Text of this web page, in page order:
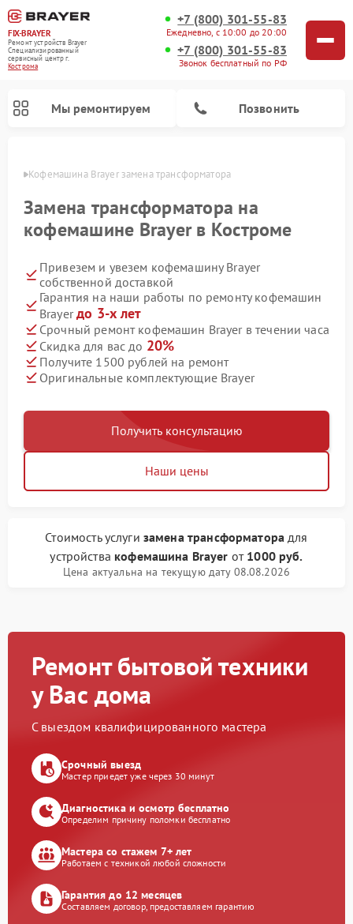
FIX-BRAYER
Ремонт устройств Brayer
Специализированный
cервисный центр г.
Кострома
+7 (800) 301-55-83
Ежедневно, с 10:00 до 20:00
+7 (800) 301-55-83
Звонок бесплатный по РФ
Мы ремонтируем Позвонить
Кофемашина Brayer замена трансформатора
Замена трансформатора на
кофемашине Brayer в Костроме
Привезем и увезем кофемашину Brayer
собственной доставкой
Гарантия на наши работы по ремонту кофемашин
Brayerдо 3-х лет
Срочный ремонт кофемашин Brayer в течении часа
Скидка для вас до 20%
Получите 1500 рублей на ремонт
Оригинальные комплектующие Brayer
Получить консультацию
Наши цены
Стоимость услуги замена трансформатора для
устройства кофемашина Brayer от 1000 руб.
Цена актуальна на текущую дату 08.08.2026
Ремонт бытовой техники
у Вас дома
С выездом квалифицированного мастера
Срочный выезд
Мастер приедет уже через 30 минут
Диагностика и осмотр бесплатно
Определим причину поломки бесплатно
Мастера со стажем 7+ лет
Работаем с техникой любой сложности
Гарантия до 12 месяцев
Составляем договор, предоставляем гарантию